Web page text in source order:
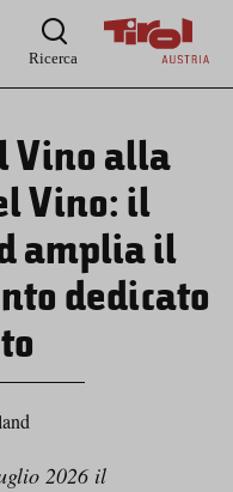
Ricerca
Vino alla
Vino: il
amplia il
dedicato
2026 il